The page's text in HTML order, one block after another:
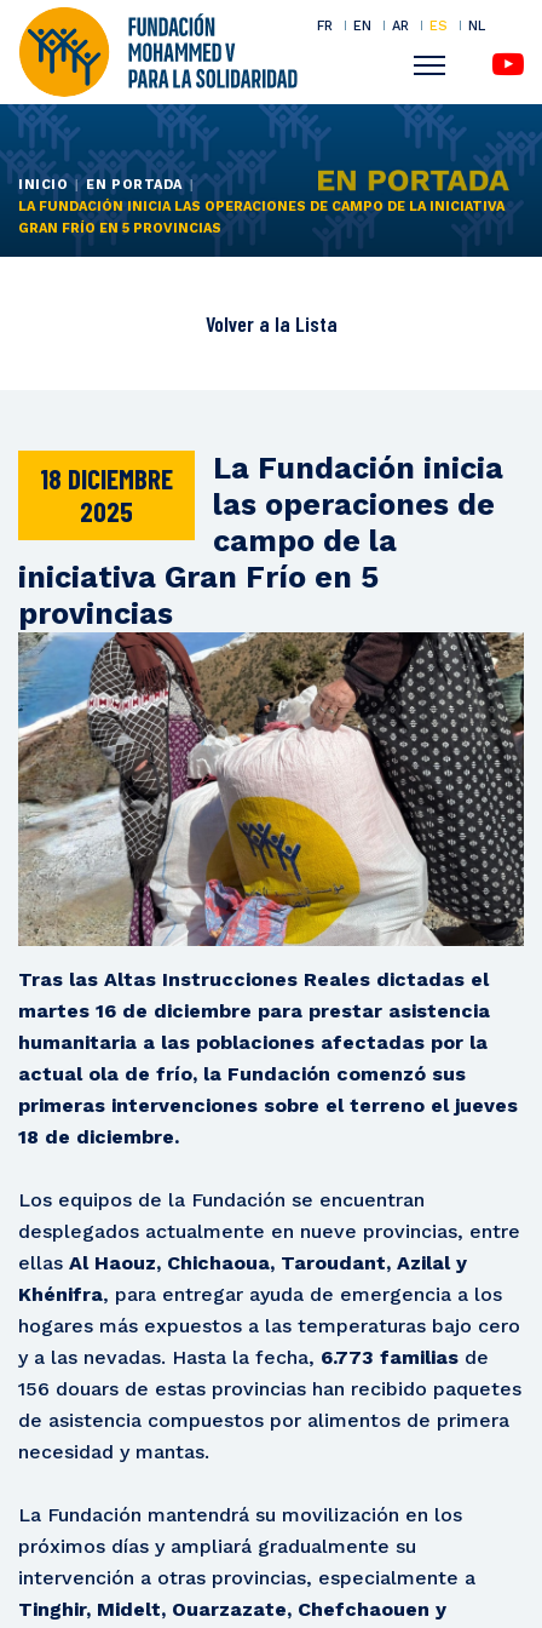
Pasar
al
contenido
principal
FR EN AR ES NL
Menu
INICIO
EN PORTADA
LA FUNDACIÓN INICIA LAS OPERACIONES DE CAMPO DE LA INICIATIVA
GRAN FRÍO EN 5 PROVINCIAS
Volver a la Lista
18 DICIEMBRE
2025
La Fundación inicia
las operaciones de
campo de la
iniciativa Gran Frío en 5
provincias
Tras las Altas Instrucciones Reales dictadas el
martes 16 de diciembre para prestar asistencia
humanitaria a las poblaciones afectadas por la
actual ola de frío, la Fundación comenzó sus
primeras intervenciones sobre el terreno el jueves
18 de diciembre.
Los equipos de la Fundación se encuentran
desplegados actualmente en nueve provincias, entre
ellas Al Haouz, Chichaoua, Taroudant, Azilal y
Khénifra, para entregar ayuda de emergencia a los
hogares más expuestos a las temperaturas bajo cero
y a las nevadas. Hasta la fecha, 6.773 familias de
156 douars de estas provincias han recibido paquetes
de asistencia compuestos por alimentos de primera
necesidad y mantas.
La Fundación mantendrá su movilización en los
próximos días y ampliará gradualmente su
intervención a otras provincias, especialmente a
Tinghir, Midelt, Ouarzazate, Chefchaouen y